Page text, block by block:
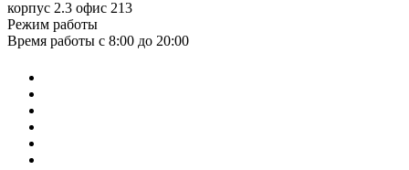
корпус 2.3 офис 213
Режим работы
Время работы с 8:00 до 20:00